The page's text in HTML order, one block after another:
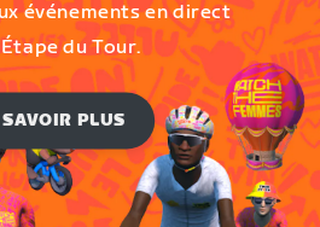
événements en direct
du Tour.
PLUS